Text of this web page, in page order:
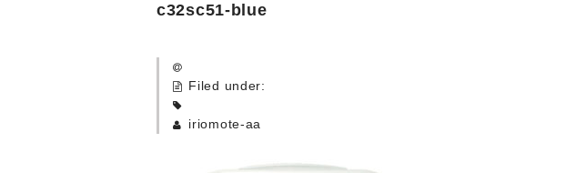
c32sc51-blue
Filed under:
iriomote-aa